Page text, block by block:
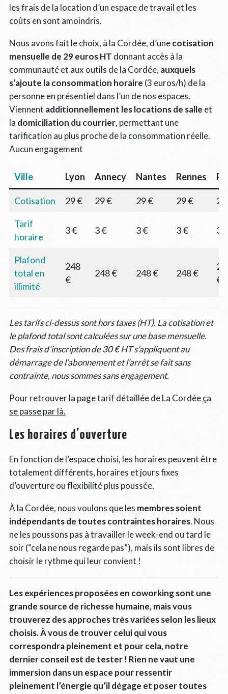
les frais de la location d’un espace de travail et les
coûts en sont amoindris.
Nous avons fait le choix, à la Cordée, d’unecotisation
mensuelle de 29 euros HT donnant accès à la
communauté et aux outils de la Cordée, auxquels
s’ajoute la consommation horaire (3 euros/h) de la
personne en présentiel dans l’un de nos espaces.
Viennent additionnellement les locations de salle et
la domiciliation du courrier, permettant une
tarification au plus proche de la consommation réelle.
Aucun engagement
Ville Lyon Annecy Nantes Rennes
Cotisation 29 € 29 € 29 € 29 €
Tarif
horaire
3 € 3 € 3 € 3 € 3 €
Plafond
total en
illimité
248
€
248 € 248 € 248 €
€
Les tarifs ci-dessus sont hors taxes (HT). La cotisation et
le plafond total sont calculées sur une base mensuelle.
Des frais d’inscription de 30 € HT s’appliquent au
démarrage de l’abonnement et l’arrêt se fait sans
contrainte, nous sommes sans engagement.
Pour retrouver la page tarif détaillée de La Cordée ça
se passe par là.
Les horaires d’ouverture
En fonction de l’espace choisi, les horaires peuvent être
totalement différents, horaires et jours fixes
d’ouverture ou flexibilité plus poussée.
À la Cordée, nous voulons que les membres soient
indépendants de toutes contraintes horaires. Nous
ne les poussons pas à travailler le week-end ou tard le
soir (“cela ne nous regarde pas”), mais ils sont libres de
choisir le rythme qui leur convient !
Les expériences proposées en coworking sont une
grande source de richesse humaine, mais vous
trouverez des approches très variées selon les lieux
choisis. À vous de trouver celui qui vous
correspondra pleinement et pour cela, notre
dernier conseil est de tester ! Rien ne vaut une
immersion dans un espace pour ressentir
pleinement l’énergie qu’il dégage et poser toutes